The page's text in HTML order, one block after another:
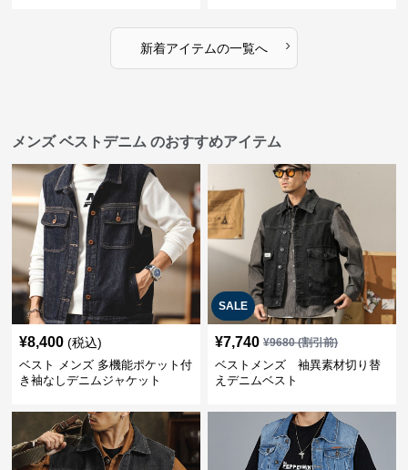
新着アイテムの一覧へ ›
メンズ ベストデニム のおすすめアイテム
¥8,400 (税込)
ベスト メンズ 多機能ポケット付
き袖なしデニムジャケット
SALE
¥7,740 ¥9680(割引前)
ベストメンズ 袖異素材切り替
えデニムベスト